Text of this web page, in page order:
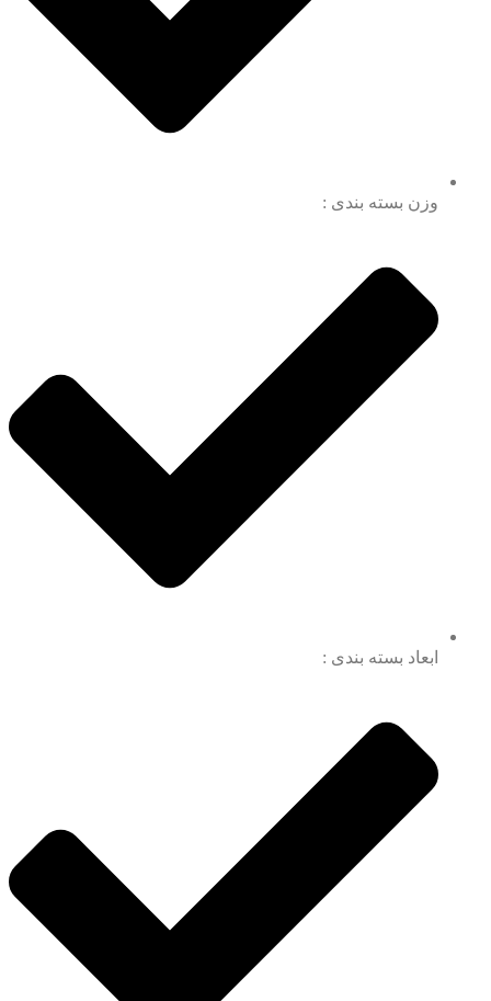
وزن بسته بندی :
ابعاد بسته بندی :